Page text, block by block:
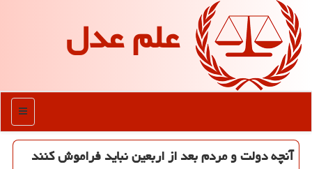
علم عدل
منو
آنچه دولت و مردم بعد از اربعین نباید فراموش كنند